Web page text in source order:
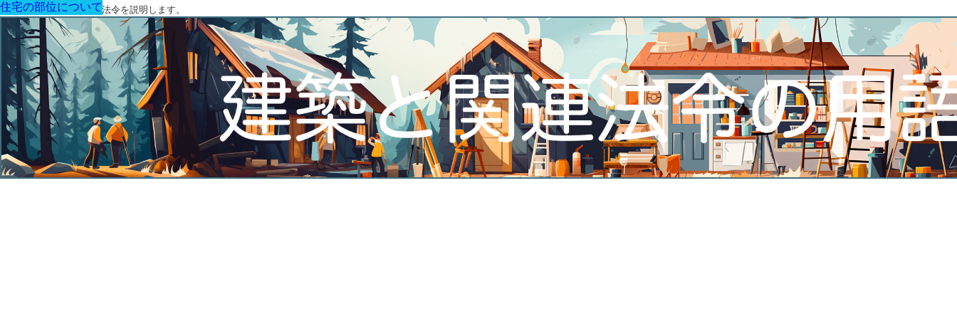
建築に関する用語と関連法令を説明します。
住宅の部位について
住宅の部位について
住宅の部位について
住宅の部位について
住宅の部位について
住宅の部位について
住宅の部位について